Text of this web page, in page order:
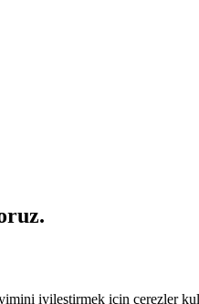
iyileştirmek için